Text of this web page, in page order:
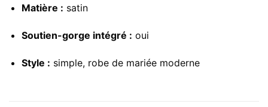
Matière : satin
Soutien-gorge intégré : oui
Style : simple, robe de mariée moderne